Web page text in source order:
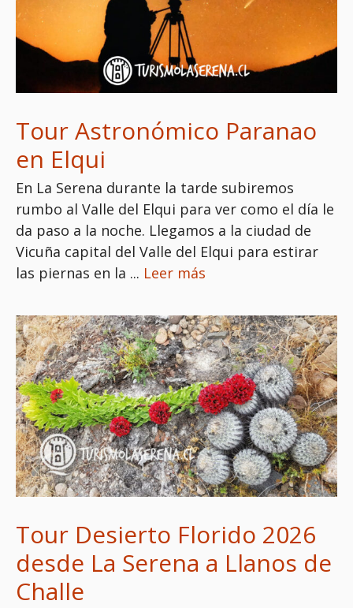
Tour Astronómico Paranao
en Elqui
En La Serena durante la tarde subiremos
rumbo al Valle del Elqui para ver como el día le
da paso a la noche. Llegamos a la ciudad de
Vicuña capital del Valle del Elqui para estirar
las piernas en la ... Leer más
Tour Desierto Florido 2026
desde La Serena a Llanos de
Challe